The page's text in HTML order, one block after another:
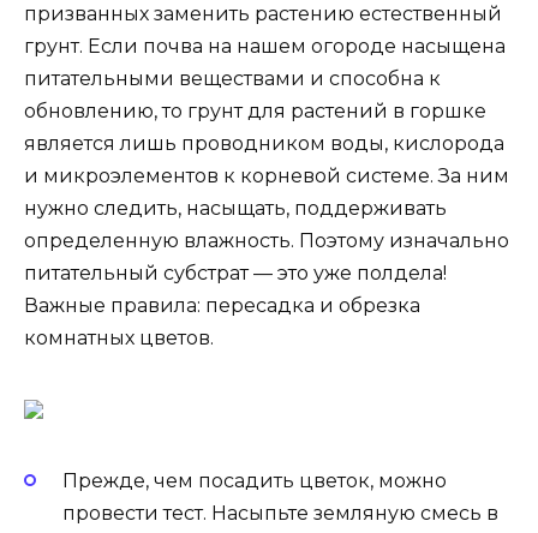
призванных заменить растению естественный
грунт. Если почва на нашем огороде насыщена
питательными веществами и способна к
обновлению, то грунт для растений в горшке
является лишь проводником воды, кислорода
и микроэлементов к корневой системе. За ним
нужно следить, насыщать, поддерживать
определенную влажность. Поэтому изначально
питательный субстрат — это уже полдела!
Важные правила: пересадка и обрезка
комнатных цветов.
Прежде, чем посадить цветок, можно
провести тест. Насыпьте земляную смесь в